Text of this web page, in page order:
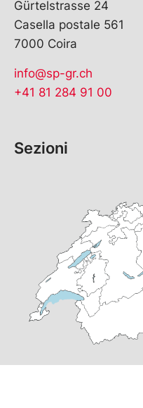
Gürtelstrasse 24
Casella postale 561
7000 Coira
info@sp-gr.ch
+41 81 284 91 00
Sezioni